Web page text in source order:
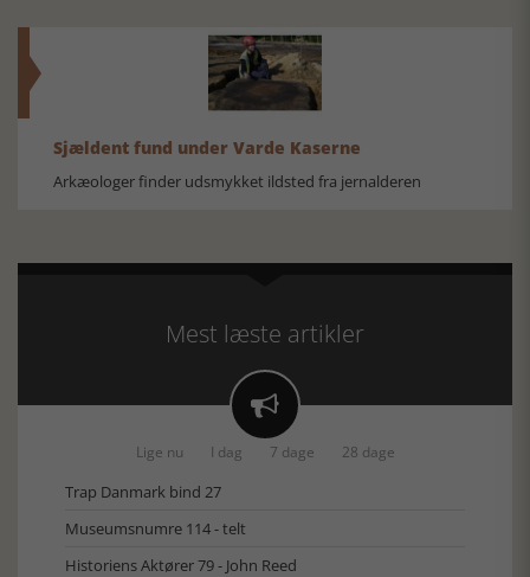
Sjældent fund under Varde Kaserne
Arkæologer finder udsmykket ildsted fra jernalderen
Mest læste artikler

Lige nu I dag 7 dage 28 dage
Trap Danmark bind 27
Museumsnumre 114 - telt
Historiens Aktører 79 - John Reed